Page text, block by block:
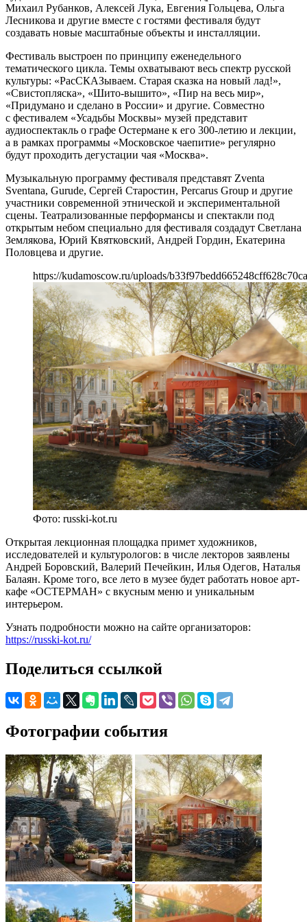
Михаил Рубанков, Алексей Лука, Евгения Гольцева, Ольга
Лесникова и другие вместе с гостями фестиваля будут
создавать новые масштабные объекты и инсталляции.
Фестиваль выстроен по принципу еженедельного
тематического цикла. Темы охватывают весь спектр русской
культуры: «РасСКАЗываем. Старая сказка на новый лад!»,
«Свистопляска», «Шито-вышито», «Пир на весь мир»,
«Придумано и сделано в России» и другие. Совместно
с фестивалем «Усадьбы Москвы» музей представит
аудиоспектакль о графе Остермане к его 300-летию и лекции,
а в рамках программы «Московское чаепитие» регулярно
будут проходить дегустации чая «Москва».
Музыкальную программу фестиваля представят Zventa
Sventana, Gurude, Сергей Старостин, Percarus Group и другие
участники современной этнической и экспериментальной
сцены. Театрализованные перформансы и спектакли под
открытым небом специально для фестиваля создадут Светлана
Землякова, Юрий Квятковский, Андрей Гордин, Екатерина
Половцева и другие.
https://kudamoscow.ru/uploads/
Фото: russki-kot.ru
Открытая лекционная площадка примет художников,
исследователей и культурологов: в числе лекторов заявлены
Андрей Боровский, Валерий Печейкин, Илья Одегов, Наталья
Балаян. Кроме того, все лето в музее будет работать новое арт-
кафе «ОСТЕРМАН» с вкусным меню и уникальным
интерьером.
Узнать подробности можно на сайте организаторов:
https://russki-kot.ru/
Поделиться ссылкой
Фотографии события